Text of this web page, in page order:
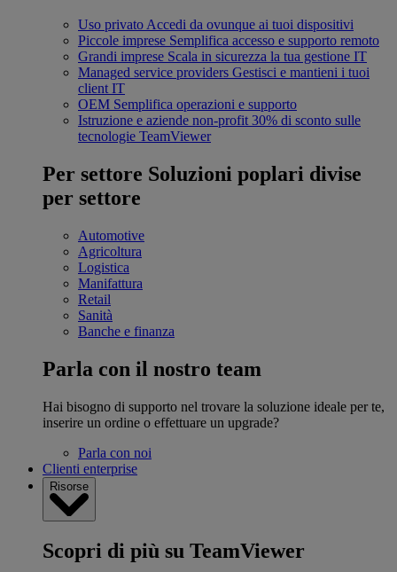
Uso privato Accedi da ovunque ai tuoi dispositivi
Piccole imprese Semplifica accesso e supporto remoto
Grandi imprese Scala in sicurezza la tua gestione IT
Managed service providers Gestisci e mantieni i tuoi
client IT
OEM Semplifica operazioni e supporto
Istruzione e aziende non-profit 30% di sconto sulle
tecnologie TeamViewer
Per settore Soluzioni poplari divise
per settore
Automotive
Agricoltura
Logistica
Manifattura
Retail
Sanità
Banche e finanza
Parla con il nostro team
Hai bisogno di supporto nel trovare la soluzione ideale per te,
inserire un ordine o effettuare un upgrade?
Parla con noi
Clienti enterprise
Risorse
Scopri di più su TeamViewer